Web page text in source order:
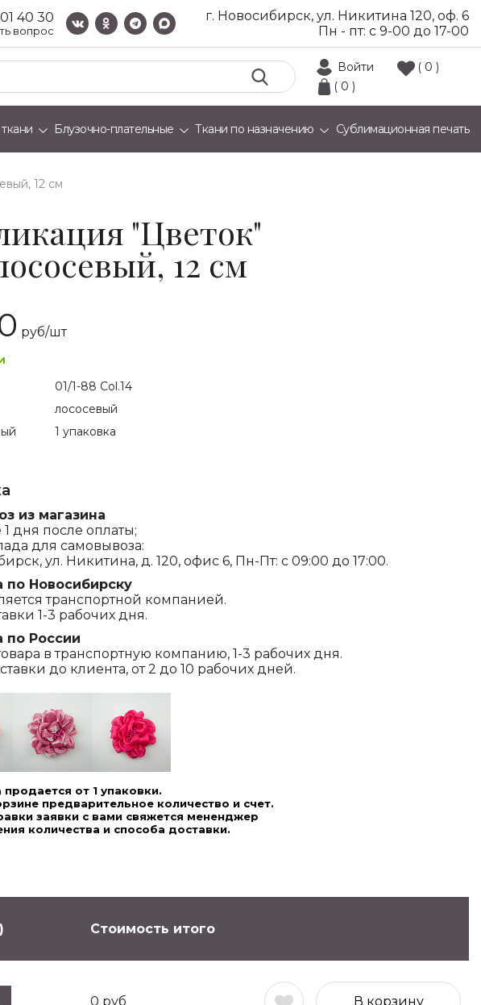
40 30
вопрос
г. Новосибирск, ул. Никитина 120, оф. 6
Пн - пт: с 9-00 до 17-00
Войти
( 0 )
( 0 )
Блузочно-плательные Ткани по назначению Сублимационная печать
12 см
"Цветок"
12 см
руб/шт
01/1-88 Col.14
лососевый
1 упаковка
из магазина
1 дня после оплаты;
для самовывоза:
ул. Никитина, д. 120, офис 6, Пн-Пт: с 09:00 до 17:00.
по Новосибирску
транспортной компанией.
1-3 рабочих дня.
по России
в транспортную компанию, 1-3 рабочих дня.
до клиента, от 2 до 10 рабочих дней.
от 1 упаковки.
предварительное количество и счет.
заявки с вами свяжется мененджер
количества и способа доставки.
Стоимость итого
0 руб В корзину